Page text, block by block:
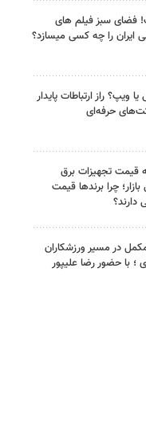
فضای سبز فیلم های
ایران را چه کسی میسازد؟
یا ویپ؟ راز ارتباطات پایدار
حرفه‌ای
قیمت تجهیزات برق
چرا برندها قیمت
دارند؟
در مسیر ورزشکاران
؛ با حضور رضا علیپور